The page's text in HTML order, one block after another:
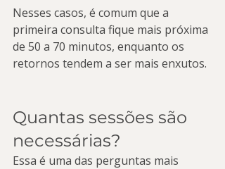
Nesses casos, é comum que a
primeira consulta fique mais próxima
de 50 a 70 minutos, enquanto os
retornos tendem a ser mais enxutos.
Quantas sessões são
necessárias?
Essa é uma das perguntas mais